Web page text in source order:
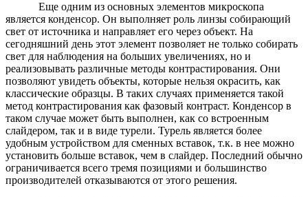
Еще одним из основных элементов микроскопа
является конденсор. Он выполняет роль линзы собирающий
свет от источника и направляет его через объект. На
сегодняшний день этот элемент позволяет не только собирать
свет для наблюдения на больших увеличениях, но и
реализовывать различные методы контрастирования. Они
позволяют увидеть объекты, которые нельзя окрасить, как
классические образцы. В таких случаях применяется такой
метод контрастирования как фазовый контраст. Конденсор в
таком случае может быть выполнен, как со встроенным
слайдером, так и в виде турели. Турель является более
удобным устройством для сменных вставок, т.к. в нее можно
установить больше вставок, чем в слайдер. Последний обычно
ограничивается всего тремя позициями и большинство
производителей отказываются от этого решения.